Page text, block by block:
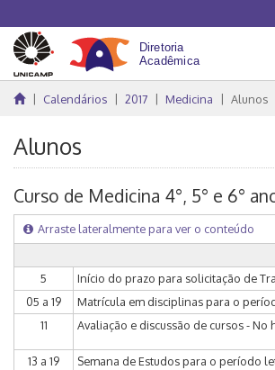
Calendários 2017 Medicina Alunos
Alunos
Curso de Medicina 4°, 5° e 6°
Arraste lateralmente para ver o conteúdo
5
Início do prazo para solicitação de
05 a 19
Matrícula em disciplinas para o
11
Avaliação e discussão de cursos -
13 a 19
Semana de Estudos para o período